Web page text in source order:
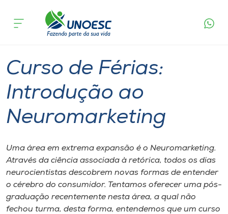
Cursos
Pesquisa
Atendimento ao Estudante
Portal de Ensino
A
acontece
Curso de Férias:
Introdução ao
Neuromarketing
Uma área em extrema expansão é o Neuromarketing.
Através da ciência associada à retórica, todos os dias
neurocientistas descobrem novas formas de entender
o cérebro do consumidor. Tentamos oferecer uma pós-
graduação recentemente nesta área, a qual não
fechou turma, desta forma, entendemos que um curso